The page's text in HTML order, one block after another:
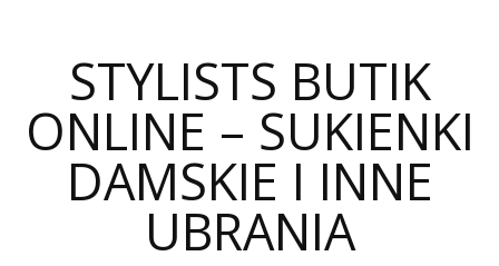
STYLISTS BUTIK
ONLINE – SUKIENKI
DAMSKIE I INNE
UBRANIA